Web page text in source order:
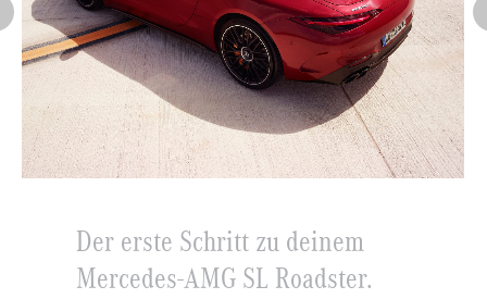
Der erste Schritt zu deinem
Mercedes-AMG SL Roadster.